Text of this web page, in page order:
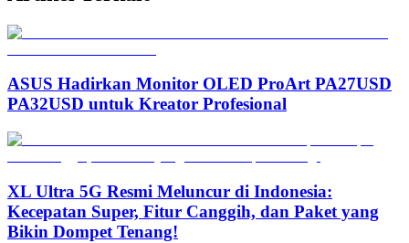
ASUS Hadirkan Monitor OLED ProArt PA27USD
PA32USD untuk Kreator Profesional
XL Ultra 5G Resmi Meluncur di Indonesia:
Kecepatan Super, Fitur Canggih, dan Paket yang
Bikin Dompet Tenang!